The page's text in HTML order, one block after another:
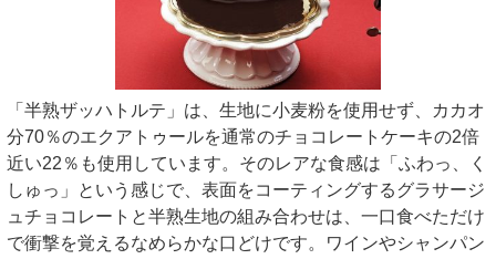
「半熟ザッハトルテ」は、生地に小麦粉を使用せず、カカオ
分70％のエクアトゥールを通常のチョコレートケーキの2倍
近い22％も使用しています。そのレアな食感は「ふわっ、く
しゅっ」という感じで、表面をコーティングするグラサージ
ュチョコレートと半熟生地の組み合わせは、一口食べただけ
で衝撃を覚えるなめらかな口どけです。ワインやシャンパン